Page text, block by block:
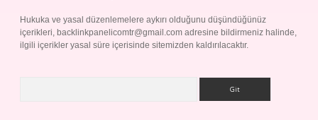
Hukuka ve yasal düzenlemelere aykırı olduğunu düşündüğünüz
içerikleri, backlinkpanelicomtr@gmail.com adresine bildirmeniz halinde,
ilgili içerikler yasal süre içerisinde sitemizden kaldırılacaktır.